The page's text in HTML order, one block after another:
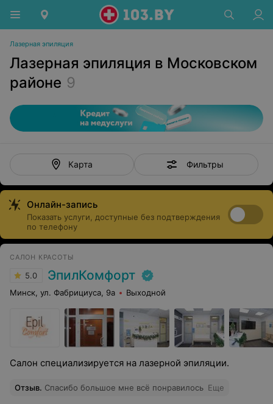
Лазерная эпиляция
Лазерная эпиляция в Московском
районе 9
Карта Фильтры
Онлайн-запись
Показать услуги, доступные без подтверждения
по телефону
САЛОН КРАСОТЫ
5.0 ЭпилКомфорт
Минск, ул. Фабрициуса, 9а Выходной
Салон специализируется на лазерной эпиляции.
Отзыв. Спасибо большое мне всё понравилось Еще